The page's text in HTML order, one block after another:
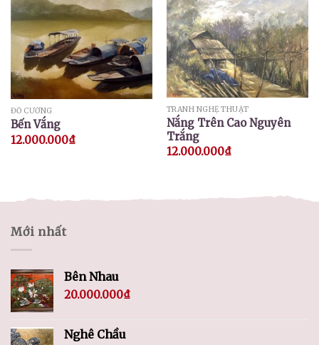
ĐỖ CƯỜNG
Bến Vắng
12.000.000₫
TRANH NGHỆ THUẬT
Nắng Trên Cao Nguyên
Trắng
12.000.000₫
Mới nhất
Bên Nhau
20.000.000₫
Nghê Chầu